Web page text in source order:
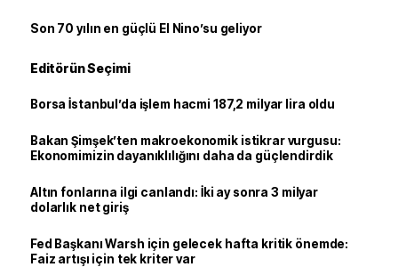
Son 70 yılın en güçlü El Nino’su geliyor
Editörün Seçimi
Borsa İstanbul’da işlem hacmi 187,2 milyar lira oldu
Bakan Şimşek’ten makroekonomik istikrar vurgusu:
Ekonomimizin dayanıklılığını daha da güçlendirdik
Altın fonlarına ilgi canlandı: İki ay sonra 3 milyar
dolarlık net giriş
Fed Başkanı Warsh için gelecek hafta kritik önemde:
Faiz artışı için tek kriter var